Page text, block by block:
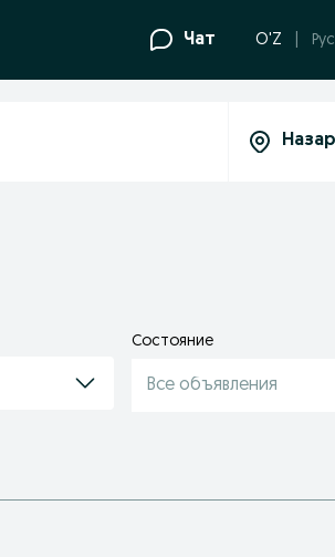
Чат O'Z Рус
Состояние
Все объявления